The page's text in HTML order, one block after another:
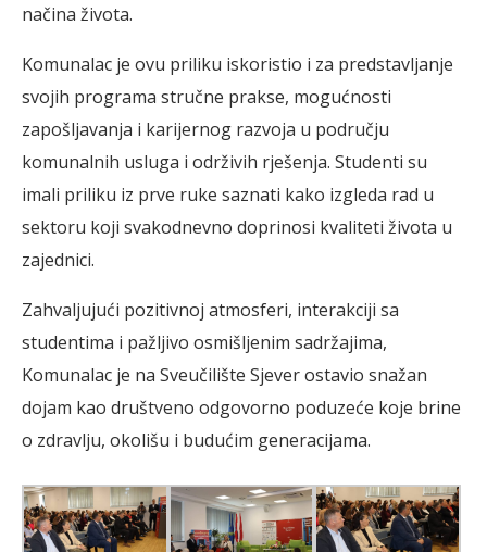
načina života.
Komunalac je ovu priliku iskoristio i za predstavljanje
svojih programa stručne prakse, mogućnosti
zapošljavanja i karijernog razvoja u području
komunalnih usluga i održivih rješenja. Studenti su
imali priliku iz prve ruke saznati kako izgleda rad u
sektoru koji svakodnevno doprinosi kvaliteti života u
zajednici.
Zahvaljujući pozitivnoj atmosferi, interakciji sa
studentima i pažljivo osmišljenim sadržajima,
Komunalac je na Sveučilište Sjever ostavio snažan
dojam kao društveno odgovorno poduzeće koje brine
o zdravlju, okolišu i budućim generacijama.